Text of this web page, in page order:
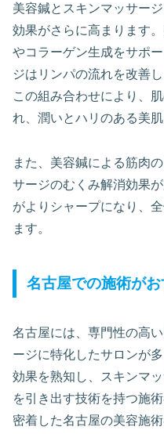
美容鍼とスキンマッサー
効果がさらに高まります
やコラーゲン生成をサポ
ジはリンパの流れを改善
この組み合わせにより、
れ、潤いとハリのある美肌
また、美容鍼による筋肉
サージのむくみ解消効果
がよりシャープになり、
ます。
名古屋での施術が
名古屋には、専門性の高
ージに特化したサロンが
効果を熟知し、スキンマ
を引き出す技術を持つ施
密着した名古屋の美容施